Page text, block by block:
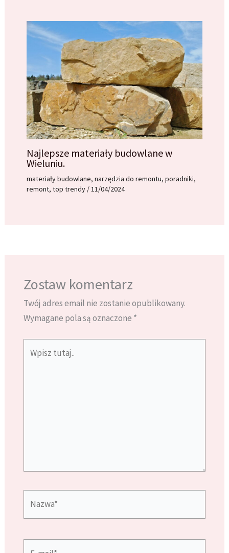
Najlepsze materiały budowlane w
Wieluniu.
materiały budowlane, narzędzia do remontu, poradniki,
remont, top trendy/11/04/2024
Zostaw komentarz
Twój adres email nie zostanie opublikowany.
Wymagane pola są oznaczone *
tutaj..